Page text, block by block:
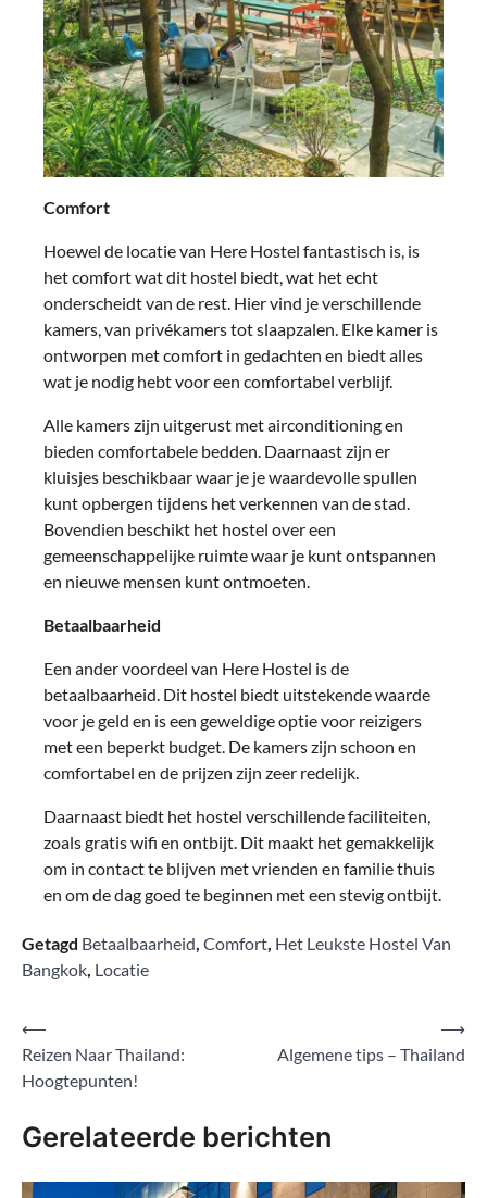
Comfort
Hoewel de locatie van Here Hostel fantastisch is, is
het comfort wat dit hostel biedt, wat het echt
onderscheidt van de rest. Hier vind je verschillende
kamers, van privékamers tot slaapzalen. Elke kamer is
ontworpen met comfort in gedachten en biedt alles
wat je nodig hebt voor een comfortabel verblijf.
Alle kamers zijn uitgerust met airconditioning en
bieden comfortabele bedden. Daarnaast zijn er
kluisjes beschikbaar waar je je waardevolle spullen
kunt opbergen tijdens het verkennen van de stad.
Bovendien beschikt het hostel over een
gemeenschappelijke ruimte waar je kunt ontspannen
en nieuwe mensen kunt ontmoeten.
Betaalbaarheid
Een ander voordeel van Here Hostel is de
betaalbaarheid. Dit hostel biedt uitstekende waarde
voor je geld en is een geweldige optie voor reizigers
met een beperkt budget. De kamers zijn schoon en
comfortabel en de prijzen zijn zeer redelijk.
Daarnaast biedt het hostel verschillende faciliteiten,
zoals gratis wifi en ontbijt. Dit maakt het gemakkelijk
om in contact te blijven met vrienden en familie thuis
en om de dag goed te beginnen met een stevig ontbijt.
Getagd Betaalbaarheid, Comfort, Het Leukste Hostel Van
Bangkok, Locatie
Bericht
navigatie
⟵
Reizen Naar Thailand:
Hoogtepunten!
Algemene tips – Thailand
⟶
Gerelateerde berichten